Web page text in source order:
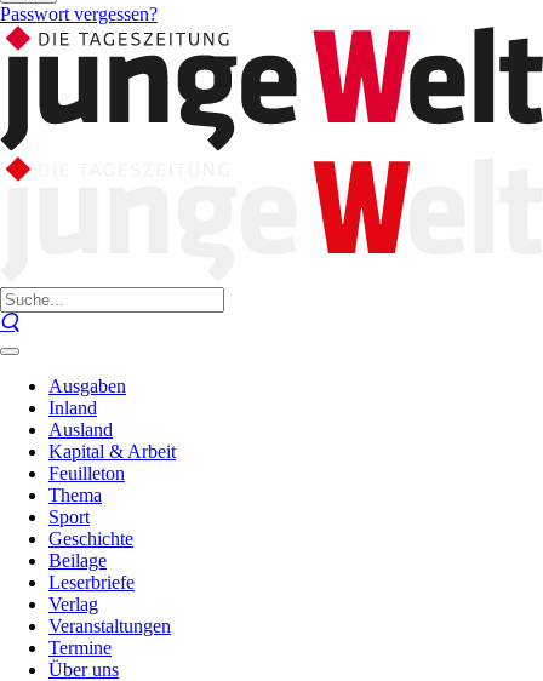
Passwort vergessen?
Ausgaben
Inland
Ausland
Kapital & Arbeit
Feuilleton
Thema
Sport
Geschichte
Beilage
Leserbriefe
Verlag
Veranstaltungen
Termine
Über uns